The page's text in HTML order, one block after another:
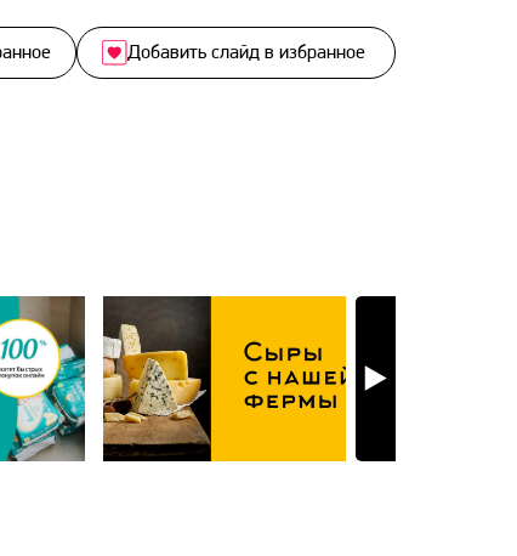
Добавить слайд в избранное